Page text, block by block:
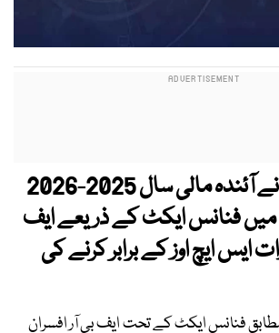
وفاقی حکومت نے آئندہ مالی سال 2025-2026
فنانس ایکٹ کے ذریعے ایف
ایس ایچ اوز کے برابر کرنے کی
فنانس ایکٹ کے تحت ایف بی آر افسران